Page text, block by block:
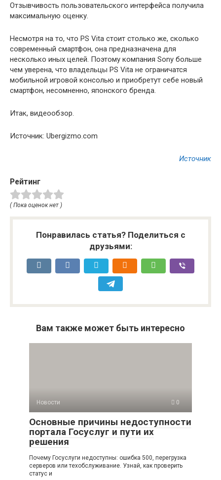
Отзывчивость пользовательского интерфейса получила
максимальную оценку.
Несмотря на то, что PS Vita стоит столько же, сколько
современный смартфон, она предназначена для
несколько иных целей. Поэтому компания Sony больше
чем уверена, что владельцы PS Vita не ограничатся
мобильной игровой консолью и приобретут себе новый
смартфон, несомненно, японского бренда.
Итак, видеообзор.
Источник: Ubergizmo.com
Источник
Рейтинг
( Пока оценок нет )
Понравилась статья? Поделиться с
друзьями:
Вам также может быть интересно
Новости 0
Основные причины недоступности
портала Госуслуг и пути их
решения
Почему Госуслуги недоступны: ошибка 500, перегрузка
серверов или техобслуживание. Узнай, как проверить
статус и